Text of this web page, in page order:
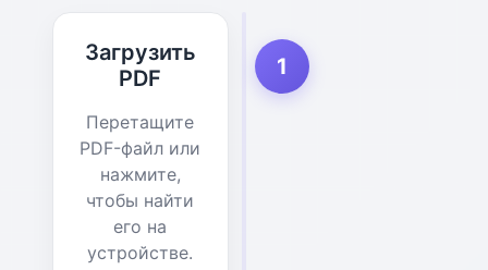
1
Загрузить
PDF
Перетащите
PDF-файл или
нажмите,
чтобы найти
его на
устройстве.